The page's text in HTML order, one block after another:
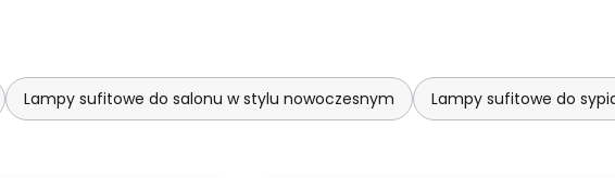
Lampy sufitowe do salonu w stylu nowoczesnym Lampy sufitowe do